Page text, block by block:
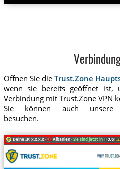
Öffnen Sie dieTrust.Zone
wenn sie bereits geöffnet ist,
Verbindung mit Trust.Zone VPN
Sie können auch
besuchen.
Deine IP: x.x.x.x · Albanien ·Sie sind jetzt inTRUST